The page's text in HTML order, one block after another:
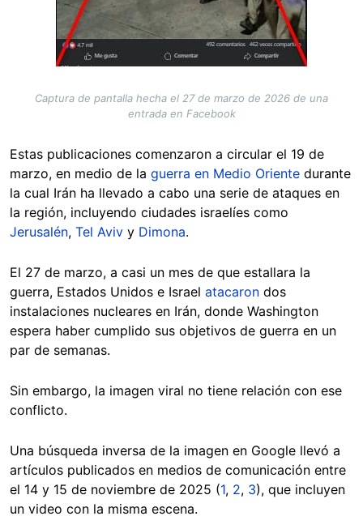
Captura de pantalla hecha el 27 de marzo de 2026 de una
entrada en Facebook
Estas publicaciones comenzaron a circular el 19 de
marzo, en medio de la guerra en Medio Oriente durante
la cual Irán ha llevado a cabo una serie de ataques en
la región, incluyendo ciudades israelíes como
Jerusalén, Tel Aviv y Dimona.
El 27 de marzo, a casi un mes de que estallara la
guerra, Estados Unidos e Israel atacaron dos
instalaciones nucleares en Irán, donde Washington
espera haber cumplido sus objetivos de guerra en un
par de semanas.
Sin embargo, la imagen viral no tiene relación con ese
conflicto.
Una búsqueda inversa de la imagen en Google llevó a
artículos publicados en medios de comunicación entre
el 14 y 15 de noviembre de 2025 (1, 2, 3), que incluyen
un video con la misma escena.